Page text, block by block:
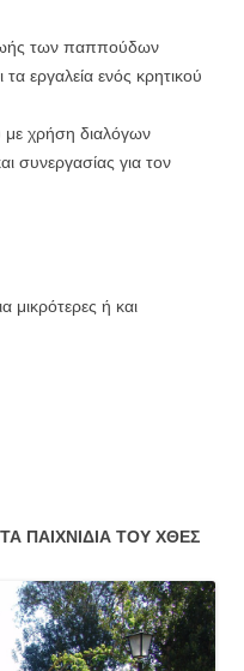
των παππούδων
τα εργαλεία ενός κρητικού
χρήση διαλόγων
συνεργασίας για τον
μικρότερες ή και
ΤΑ ΠΑΙΧΝΙΔΙΑ ΤΟΥ ΧΘΕΣ